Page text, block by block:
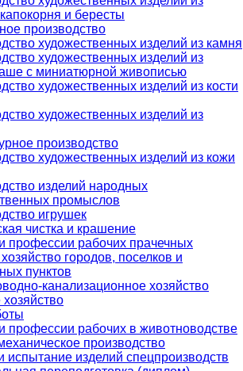
и бересты
производство
художественных изделий из камня
художественных изделий из
с миниатюрной живописью
художественных изделий из кости
художественных изделий из
производство
художественных изделий из кожи
изделий народных
промыслов
игрушек
чистка и крашение
профессии рабочих прачечных
городов, поселков и
пунктов
канализационное хозяйство
профессии рабочих в животноводстве
производство
испытание изделий спецпроизводств